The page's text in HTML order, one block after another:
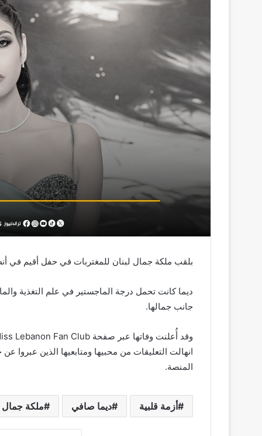
بلقب ملكة جمال لبنان للمغتربات في حفل أقيم في
ديما كانت تحمل درجة الماجستير في علم التغذية
جانب جمالها.
انهالت التعليقات من محبيها ومتابعيها الذين
المنصة.
أزمة قلبية ديما صافي ملكة جمال